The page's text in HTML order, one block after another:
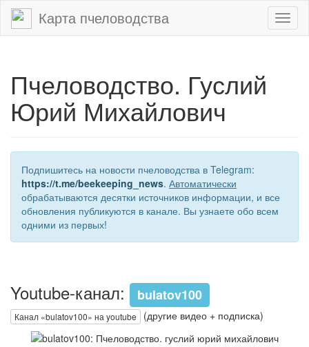
Карта пчеловодства
Пчеловодство. Гуслий
Юрий Михайлович
Подпишитесь на новости пчеловодства в Telegram:
https://t.me/beekeeping_news. Автоматически
обрабатываются десятки источников информации, и все
обновления публикуются в канале. Вы узнаете обо всем
одними из первых!
Youtube-канал: bulatov100
Канал «bulatov100» на youtube (другие видео + подписка)